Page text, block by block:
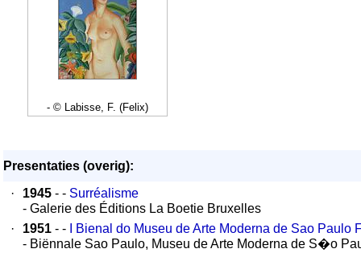
- © Labisse, F. (Felix)
Presentaties (overig):
·
1945 - - Surréalisme
- Galerie des Éditions La Boetie Bruxelles
·
1951 - -
I Bienal do Museu de Arte Moderna de Sao Paulo
- Biënnale Sao Paulo, Museu de Arte Moderna de S�o